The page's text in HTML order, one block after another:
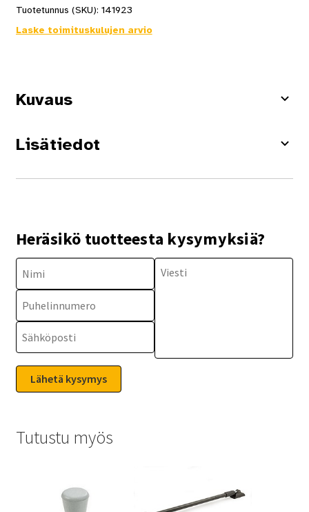
Tuotetunnus (SKU): 141923
Laske toimituskulujen arvio
Kuvaus
Lisätiedot
Heräsikö tuotteesta kysymyksiä?
Tutustu myös